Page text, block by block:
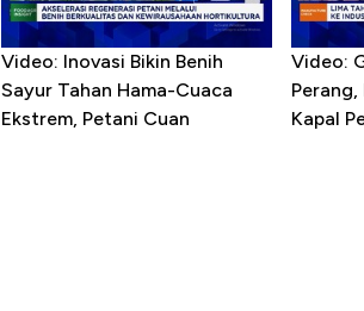
Video: Inovasi Bikin Benih
Sayur Tahan Hama-Cuaca
Ekstrem, Petani Cuan
Video:
Perang,
Kapal